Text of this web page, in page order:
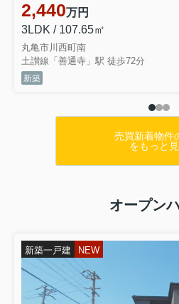
2,440万円
3LDK / 107.65㎡
丸亀市川西町南
土讃線「善通寺」駅 徒歩72分
新築
売買新着物件
をもっと
オープン
新築一戸建 NEW